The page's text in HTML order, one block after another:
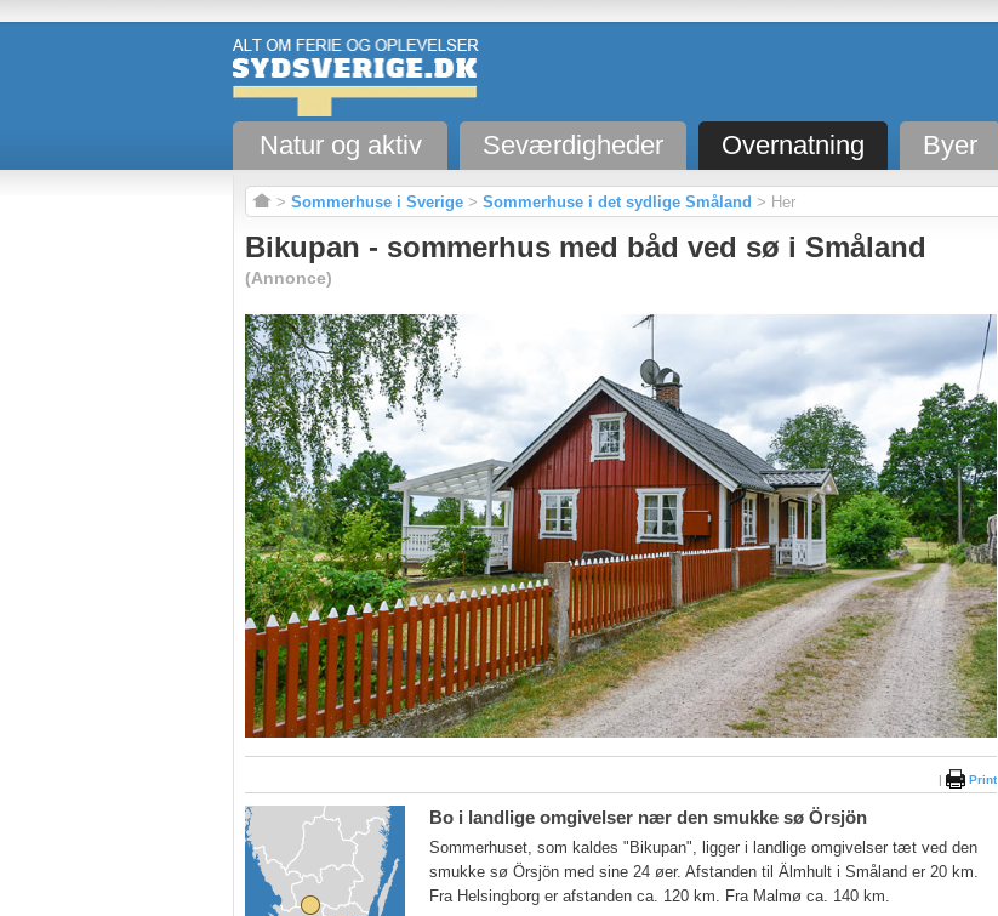
Natur og aktiv Seværdigheder Overnatning Byer
> Sommerhuse i Sverige > Sommerhuse i det sydlige Småland > Her
Bikupan - sommerhus med båd ved sø i Småland
(Annonce)
| Print
Bo i landlige omgivelser nær den smukke sø Örsjön
Sommerhuset, som kaldes "Bikupan", ligger i landlige omgivelser tæt ved den
smukke sø Örsjön med sine 24 øer. Afstanden til Älmhult i Småland er 20 km.
Fra Helsingborg er afstanden ca. 120 km. Fra Malmø ca. 140 km.